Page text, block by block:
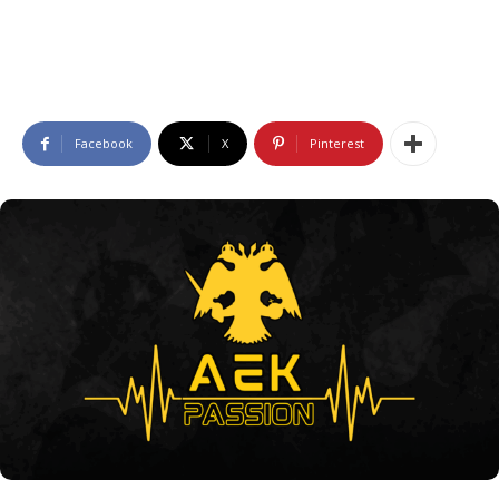
Facebook X Pinterest